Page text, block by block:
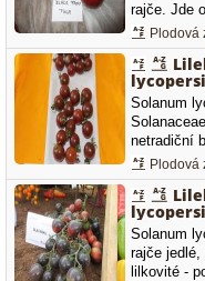
rajče. Jde
výbornou
'Noire de
jsou
intenzivně
Plodová
Solanum
netradiční
15 g.
Jedná se
Plodová
Solanum
rajče jedlé,
lilkovité -